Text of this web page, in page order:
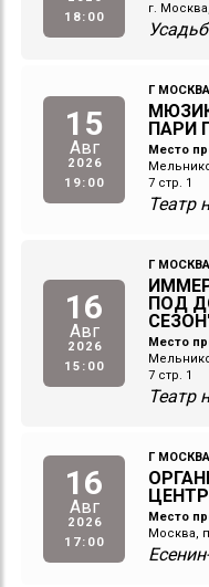
18:00
г.
15
Авг
2026
19:00
Г МОСКВА
ПАРИ
Место
7 стр. 1
Театр
16
Авг
2026
15:00
Г МОСКВА
ПОД
Место
7 стр. 1
Театр
16
Авг
2026
17:00
Г МОСКВА
Место
Москва,